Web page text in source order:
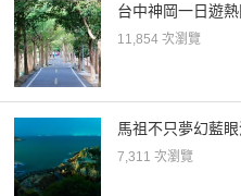
台中神岡一日遊熱
11,854 次瀏覽
馬祖不只夢幻藍
7,311 次瀏覽